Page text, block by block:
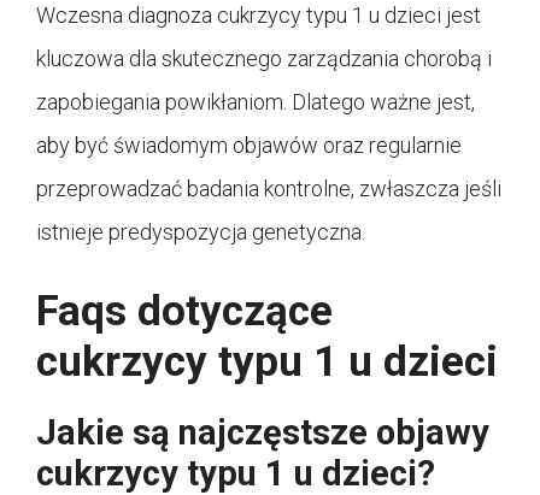
Wczesna diagnoza cukrzycy typu 1 u dzieci jest
kluczowa dla skutecznego zarządzania chorobą i
zapobiegania powikłaniom. Dlatego ważne jest,
aby być świadomym objawów oraz regularnie
przeprowadzać badania kontrolne, zwłaszcza jeśli
istnieje predyspozycja genetyczna.
Faqs dotyczące
cukrzycy typu 1 u dzieci
Jakie są najczęstsze objawy
cukrzycy typu 1 u dzieci?